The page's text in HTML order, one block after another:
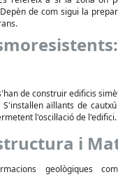
de com sigui la
de construir edificis
aïllants de
l'oscil·lació de l'edifici.
i
geològiques